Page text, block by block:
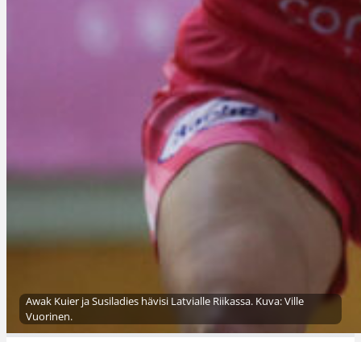
Awak Kuier ja Susiladies hävisi Latvialle Riikassa. Kuva: Ville
Vuorinen.